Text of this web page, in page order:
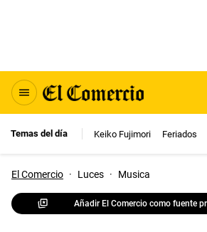
Temas del día Keiko Fujimori Feriados
El Comercio · Luces · Musica
Añadir El Comercio como fuente